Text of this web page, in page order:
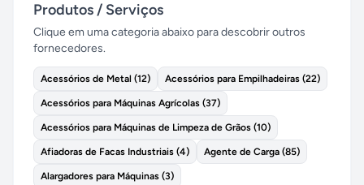
Produtos / Serviços
Clique em uma categoria abaixo para descobrir outros
fornecedores.
Acessórios de Metal (12) Acessórios para Empilhadeiras (22)
Acessórios para Máquinas Agrícolas (37)
Acessórios para Máquinas de Limpeza de Grãos (10)
Afiadoras de Facas Industriais (4) Agente de Carga (85)
Alargadores para Máquinas (3)